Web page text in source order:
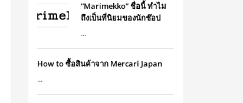
“Marimekko” ชื่อนี้ ทำไม
ถึงเป็นที่นิยมของนักช๊อป
...
How to ซื้อสินค้าจาก Mercari Japan
...